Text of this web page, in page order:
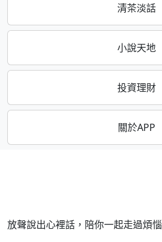
清茶淡話
小說天地
投資理財
關於APP
放聲說出心裡話，陪你一起走過煩惱